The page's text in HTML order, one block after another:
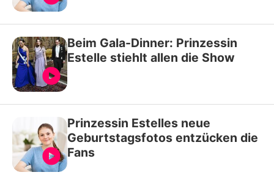
Beim Gala-Dinner: Prinzessin
Estelle stiehlt allen die Show
Prinzessin Estelles neue
Geburtstagsfotos entzücken die
Fans